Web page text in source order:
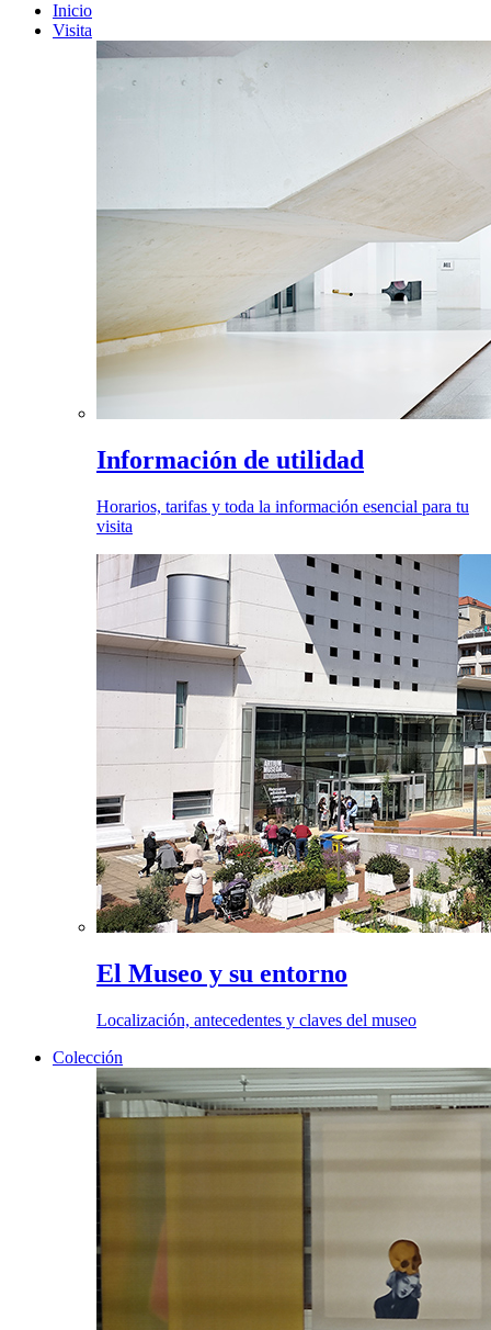
Inicio
Visita
Información de utilidad
Horarios, tarifas y toda la información esencial para tu
visita
El Museo y su entorno
Localización, antecedentes y claves del museo
Colección